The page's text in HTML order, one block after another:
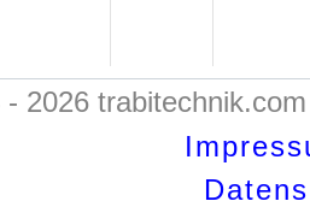
2026